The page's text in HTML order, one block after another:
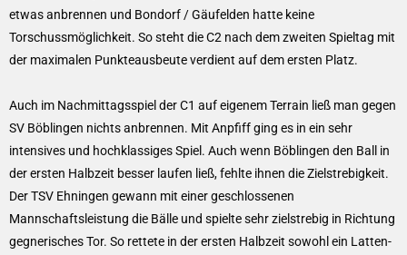
etwas anbrennen und Bondorf / Gäufelden hatte keine
Torschussmöglichkeit. So steht die C2 nach dem zweiten Spieltag mit
der maximalen Punkteausbeute verdient auf dem ersten Platz.
Auch im Nachmittagsspiel der C1 auf eigenem Terrain ließ man gegen
SV Böblingen nichts anbrennen. Mit Anpfiff ging es in ein sehr
intensives und hochklassiges Spiel. Auch wenn Böblingen den Ball in
der ersten Halbzeit besser laufen ließ, fehlte ihnen die Zielstrebigkeit.
Der TSV Ehningen gewann mit einer geschlossenen
Mannschaftsleistung die Bälle und spielte sehr zielstrebig in Richtung
gegnerisches Tor. So rettete in der ersten Halbzeit sowohl ein Latten-